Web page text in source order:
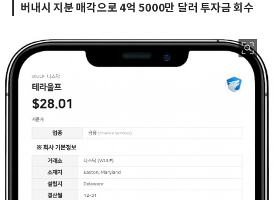
버내시 지분 매각으로 4억 5000만 달러 투자금 회수